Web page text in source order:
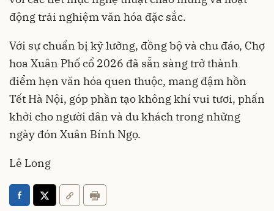
động trải nghiệm văn hóa đặc sắc.
Với sự chuẩn bị kỹ lưỡng, đồng bộ và chu đáo, Chợ
hoa Xuân Phố cổ 2026 đã sẵn sàng trở thành
điểm hẹn văn hóa quen thuộc, mang đậm hồn
Tết Hà Nội, góp phần tạo không khí vui tươi, phấn
khởi cho người dân và du khách trong những
ngày đón Xuân Bính Ngọ.
Lê Long